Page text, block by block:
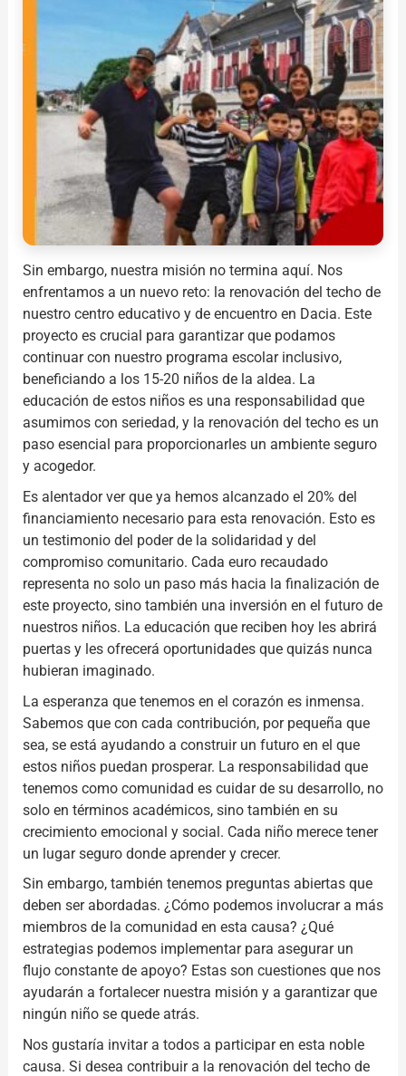
Sin embargo, nuestra misión no termina aquí. Nos
enfrentamos a un nuevo reto: la renovación del techo de
nuestro centro educativo y de encuentro en Dacia. Este
proyecto es crucial para garantizar que podamos
continuar con nuestro programa escolar inclusivo,
beneficiando a los 15-20 niños de la aldea. La
educación de estos niños es una responsabilidad que
asumimos con seriedad, y la renovación del techo es un
paso esencial para proporcionarles un ambiente seguro
y acogedor.
Es alentador ver que ya hemos alcanzado el 20% del
financiamiento necesario para esta renovación. Esto es
un testimonio del poder de la solidaridad y del
compromiso comunitario. Cada euro recaudado
representa no solo un paso más hacia la finalización de
este proyecto, sino también una inversión en el futuro de
nuestros niños. La educación que reciben hoy les abrirá
puertas y les ofrecerá oportunidades que quizás nunca
hubieran imaginado.
La esperanza que tenemos en el corazón es inmensa.
Sabemos que con cada contribución, por pequeña que
sea, se está ayudando a construir un futuro en el que
estos niños puedan prosperar. La responsabilidad que
tenemos como comunidad es cuidar de su desarrollo, no
solo en términos académicos, sino también en su
crecimiento emocional y social. Cada niño merece tener
un lugar seguro donde aprender y crecer.
Sin embargo, también tenemos preguntas abiertas que
deben ser abordadas. ¿Cómo podemos involucrar a más
miembros de la comunidad en esta causa? ¿Qué
estrategias podemos implementar para asegurar un
flujo constante de apoyo? Estas son cuestiones que nos
ayudarán a fortalecer nuestra misión y a garantizar que
ningún niño se quede atrás.
Nos gustaría invitar a todos a participar en esta noble
causa. Si desea contribuir a la renovación del techo de